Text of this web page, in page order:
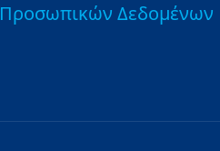
Προσωπικών Δεδομένων